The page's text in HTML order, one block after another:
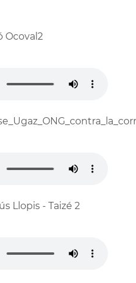
Ocoval2
Llopis - Taizé 2